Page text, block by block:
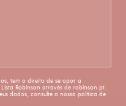
tem o direito de se opor a
Robinson através de robinson.pt.
dados, consulte a nossa política de